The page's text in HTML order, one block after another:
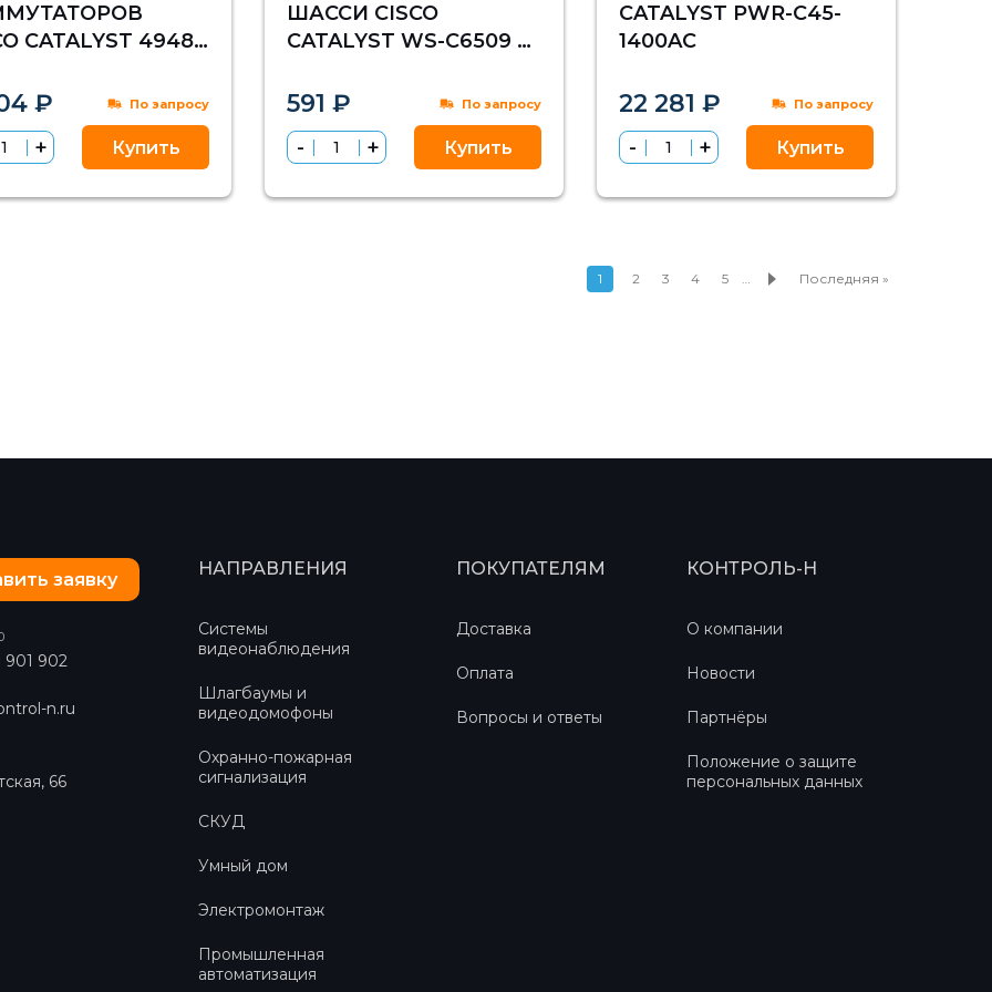
CATALYST 4948
₽ По запросу
Купить
ШАССИ CISCO
CATALYST WS-C6509 В
591 ₽ По запросу
Купить
CATALYST PWR-C45-
1400AC
22 281 ₽ По запросу
Купить
1 2 3 4 5 … Последняя »
заявку
901 902
n.ru
66
НАПРАВЛЕНИЯ
Системы
видеонаблюдения
Шлагбаумы и
видеодомофоны
Охранно-пожарная
сигнализация
СКУД
Умный дом
Электромонтаж
Промышленная
автоматизация
ПОКУПАТЕЛЯМ
Доставка
Оплата
Вопросы и ответы
КОНТРОЛЬ-Н
О компании
Новости
Партнёры
Положение о защите
персональных данных